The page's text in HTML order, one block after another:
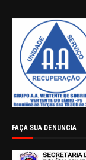
FAÇA SUA DENUNCIA